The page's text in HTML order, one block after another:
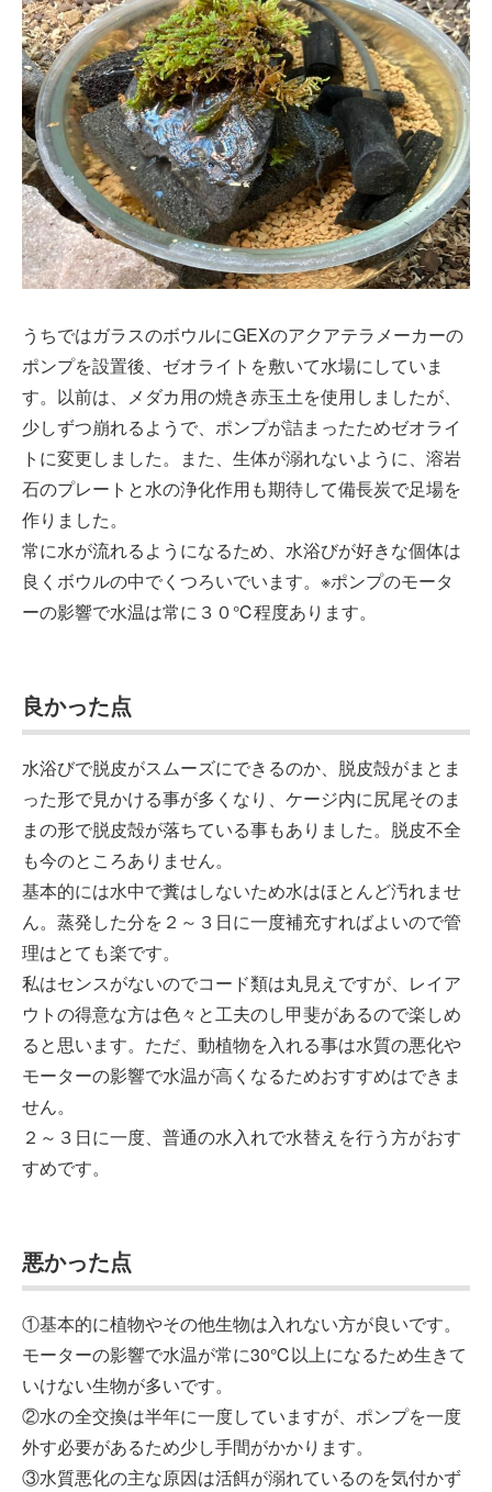
うちではガラスのボウルにGEXのアクアテラメーカーの
ポンプを設置後、ゼオライトを敷いて水場にしていま
す。以前は、メダカ用の焼き赤玉土を使用しましたが、
少しずつ崩れるようで、ポンプが詰まったためゼオライ
トに変更しました。また、生体が溺れないように、溶岩
石のプレートと水の浄化作用も期待して備長炭で足場を
作りました。
常に水が流れるようになるため、水浴びが好きな個体は
良くボウルの中でくつろいでいます。※ポンプのモータ
ーの影響で水温は常に３０℃程度あります。
良かった点
水浴びで脱皮がスムーズにできるのか、脱皮殻がまとま
った形で見かける事が多くなり、ケージ内に尻尾そのま
まの形で脱皮殻が落ちている事もありました。脱皮不全
も今のところありません。
基本的には水中で糞はしないため水はほとんど汚れませ
ん。蒸発した分を２～３日に一度補充すればよいので管
理はとても楽です。
私はセンスがないのでコード類は丸見えですが、レイア
ウトの得意な方は色々と工夫のし甲斐があるので楽しめ
ると思います。ただ、動植物を入れる事は水質の悪化や
モーターの影響で水温が高くなるためおすすめはできま
せん。
２～３日に一度、普通の水入れで水替えを行う方がおす
すめです。
悪かった点
①基本的に植物やその他生物は入れない方が良いです。
モーターの影響で水温が常に30℃以上になるため生きて
いけない生物が多いです。
②水の全交換は半年に一度していますが、ポンプを一度
外す必要があるため少し手間がかかります。
③水質悪化の主な原因は活餌が溺れているのを気付かず